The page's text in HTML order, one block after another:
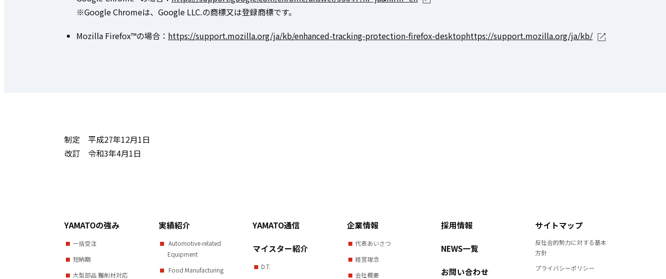
※Google Chromeは、Google LLC.の商標又は登録商標です。
Mozilla Firefox™の場合： https://support.mozilla.org/ja/kb/enhanced-tracking-protection-firefox-desktophttps://support.mozilla.org/ja/kb/
制定 平成27年12月1日
改訂 令和3年4月1日
YAMATOの強み
一括受注
短納期
大型部品 難削材対応
実績紹介
Automotive-related
Equipment
Food Manufacturing
YAMATO通信
マイスター紹介
D.T.
企業情報
代表あいさつ
経営理念
会社概要
採用情報
NEWS一覧
お問い合わせ
サイトマップ
反社会的勢力に対する基本
方針
プライバシーポリシー